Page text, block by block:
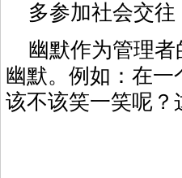
多参加社会交往
幽默作为管理者
幽默。例如：在
该不该笑一笑呢？